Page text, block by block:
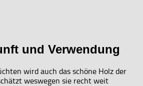
und Verwendung
wird auch das schöne Holz der
weswegen sie recht weit